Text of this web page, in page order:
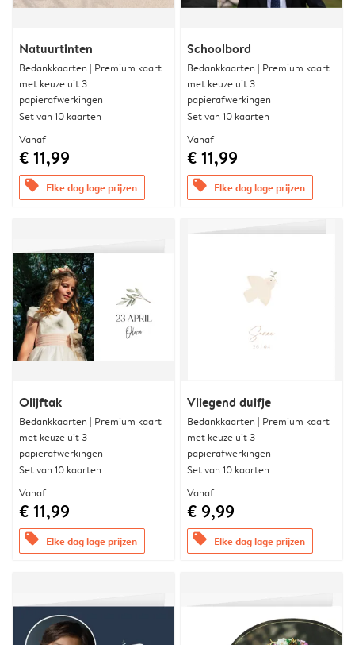
Natuurtinten
Bedankkaarten | Premium kaart
met keuze uit 3
papierafwerkingen
Set van 10 kaarten
Vanaf
€ 11,99
offers Elke dag lage prijzen
Schoolbord
Bedankkaarten | Premium kaart
met keuze uit 3
papierafwerkingen
Set van 10 kaarten
Vanaf
€ 11,99
offers Elke dag lage prijzen
Olijftak
Bedankkaarten | Premium kaart
met keuze uit 3
papierafwerkingen
Set van 10 kaarten
Vanaf
€ 11,99
offers Elke dag lage prijzen
Vliegend duifje
Bedankkaarten | Premium kaart
met keuze uit 3
papierafwerkingen
Set van 10 kaarten
Vanaf
€ 9,99
offers Elke dag lage prijzen